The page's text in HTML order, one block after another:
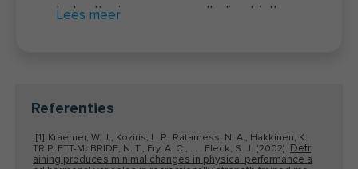
het voltooien van een volledige triatlon
onderzoeker bij FIT.nl. Hij rondde zowel
een universitaire opleiding als een
coachingsopleiding af. In de afgelopen
Lees meer
Referenties
[1] Kraemer, W. J., Koziris, L. P., Ratamess, N. A., Hakkinen, K.,
TRIPLETT-McBRIDE, N. T., Fry, A. C., . . . Fleck, S. J. (2002). Detr
aining produces minimal changes in physical performance a